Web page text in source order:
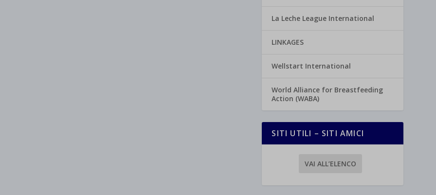
La Leche League International
LINKAGES
Wellstart International
World Alliance for Breastfeeding
Action (WABA)
SITI UTILI – SITI AMICI
VAI ALL’ELENCO